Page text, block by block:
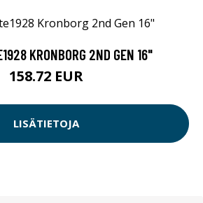
KRONBORG 2ND GEN 16"
158.72 EUR
LISÄTIETOJA